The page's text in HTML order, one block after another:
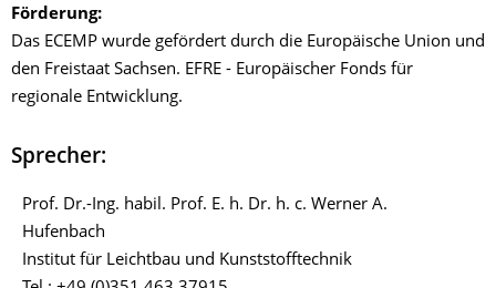
Förderung:
Das ECEMP wurde gefördert durch die Europäische Union und
den Freistaat Sachsen. EFRE - Europäischer Fonds für
regionale Entwicklung.
Sprecher:
Prof. Dr.-Ing. habil. Prof. E. h. Dr. h. c. Werner A.
Hufenbach
Institut für Leichtbau und Kunststofftechnik